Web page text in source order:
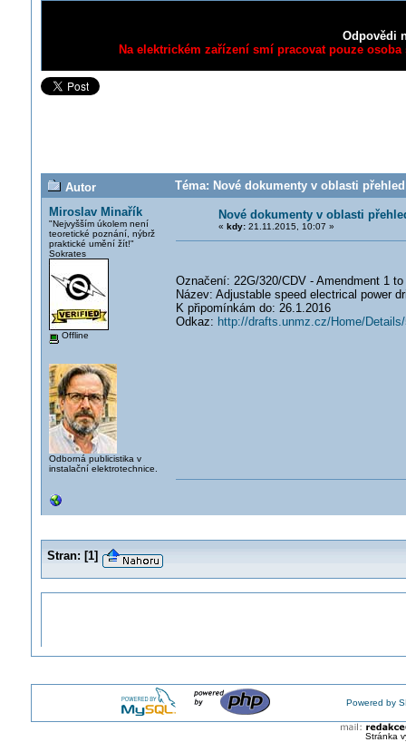
Odpovědi
Na elektrickém zařízení smí pracovat pouze
Autor
Téma: Nové dokumenty v oblasti
Miroslav Minařík
"Nejvyšším úkolem není
teoretické poznání, nýbrž
praktické umění žít!"
Sokrates
Offline
Odborná publicistika v
instalační elektrotechnice.
Nové dokumenty v oblasti
« kdy:21.11.2015, 10:07 »
Označení: 22G/320/CDV - Amendment 1
Název: Adjustable speed electrical power
K připomínkám do: 26.1.2016
Odkaz: http://drafts.unmz.cz/Home/
Stran: [1]
Powered by
Stránka